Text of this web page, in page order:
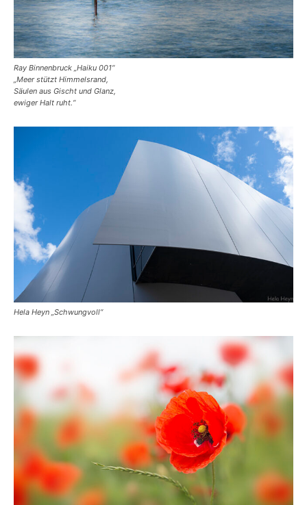
Ray Binnenbruck „Haiku 001“
„Meer stützt Himmelsrand,
Säulen aus Gischt und Glanz,
ewiger Halt ruht.“
Hela Heyn „Schwungvoll“